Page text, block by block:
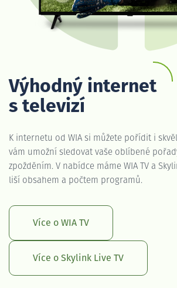
Výhodný internet
s televizí
K internetu od WIA si můžete pořídit i
vám umožní sledovat vaše oblíbené
zpožděním. V nabídce máme WIA TV a
liší obsahem a počtem programů.
Více o WIA TV
Více o Skylink Live TV